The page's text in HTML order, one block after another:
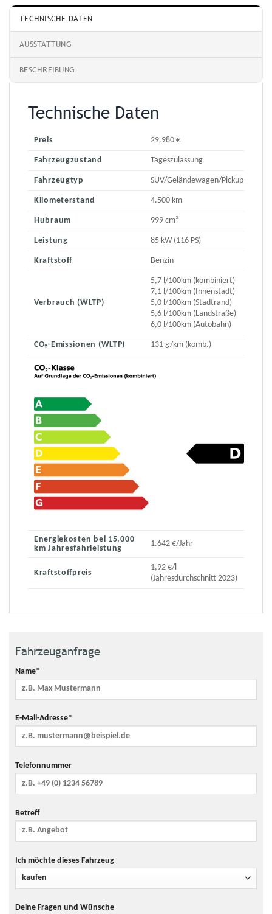
TECHNISCHE DATEN
AUSSTATTUNG
BESCHREIBUNG
Technische Daten
Preis 29.980 €
Fahrzeugzustand Tageszulassung
Fahrzeugtyp SUV/Geländewagen/Pickup
Kilometerstand 4.500 km
Hubraum 999 cm³
Leistung 85 kW (116 PS)
Kraftstoff Benzin
Verbrauch (WLTP)
5,7 l/100km (kombiniert)
7,1 l/100km (Innenstadt)
5,0 l/100km (Stadtrand)
5,6 l/100km (Landstraße)
6,0 l/100km (Autobahn)
CO₂-Emissionen (WLTP) 131 g/km (komb.)
Energiekosten bei 15.000
km Jahresfahrleistung
1.642 €/Jahr
Kraftstoffpreis
1,92 €/l
(Jahresdurchschnitt 2023)
Mögliche CO₂-Kosten über
die nächsten 10 Jahre
(15.000 km/Jahr)
Anzahl Sitzplätze
Getriebe Automatik
Erstzulassung 12.2025
Farbe
Klimaanlage
Fahrzeuganfrage
Name*
E-Mail-Adresse*
Telefonnummer
Betreff
Ich möchte dieses Fahrzeug
Deine Fragen und Wünsche